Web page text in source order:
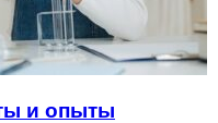
и опыты